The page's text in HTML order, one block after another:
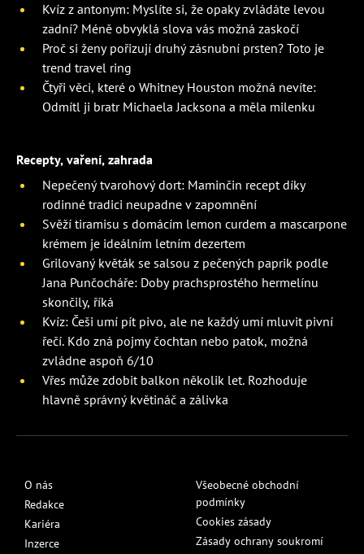
Kvíz z antonym: Myslíte si, že opaky zvládáte levou
zadní? Méně obvyklá slova vás možná zaskočí
Proč si ženy pořizují druhý zásnubní prsten? Toto je
trend travel ring
Čtyři věci, které o Whitney Houston možná nevíte:
Odmítl ji bratr Michaela Jacksona a měla milenku
Recepty, vaření, zahrada
Nepečený tvarohový dort: Maminčin recept díky
rodinné tradici neupadne v zapomnění
Svěží tiramisu s domácím lemon curdem a mascarpone
krémem je ideálním letním dezertem
Grilovaný květák se salsou z pečených paprik podle
Jana Punčocháře: Doby prachsprostého hermelínu
skončily, říká
Kvíz: Češi umí pít pivo, ale ne každý umí mluvit pivní
řečí. Kdo zná pojmy čochtan nebo patok, možná
zvládne aspoň 6/10
Vřes může zdobit balkon několik let. Rozhoduje
hlavně správný květináč a zálivka
O nás
Redakce
Kariéra
Inzerce
Všeobecné obchodní
podmínky
Cookies zásady
Zásady ochrany soukromí